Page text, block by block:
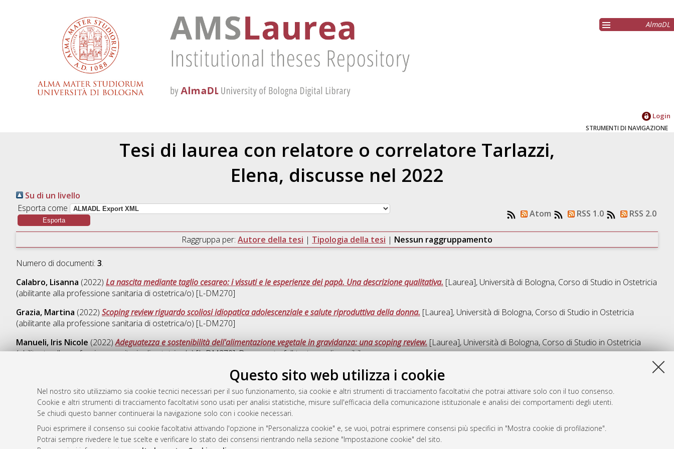
Questo sito web utilizza i cookie
Nel nostro sito utilizziamo sia cookie tecnici necessari per il suo funzionamento, sia cookie e altri strumenti di tracciamento facoltativi che potrai attivare solo con il tuo consenso.
Cookie e altri strumenti di tracciamento facoltativi sono usati per analisi statistiche, misure sull'efficacia della comunicazione istituzionale e analisi dei comportamenti degli utenti.
Se chiudi questo banner continuerai la navigazione solo con i cookie necessari.
Puoi esprimere il consenso sui cookie facoltativi attivando l'opzione in "Personalizza cookie" e, se vuoi, potrai esprimere consensi più specifici in "Mostra cookie di profilazione".
Potrai sempre rivedere le tue scelte e verificare lo stato dei consensi rientrando nella sezione "Impostazione cookie" del sito.
AlmaDL
Login
STRUMENTI DI NAVIGAZIONE
Tesi di laurea con relatore o correlatore Tarlazzi,
Elena, discusse nel 2022
Su di un livello
Esporta come
Atom RSS 1.0 RSS 2.0
Raggruppa per: Autore della tesi | Tipologia della tesi | Nessun raggruppamento
Numero di documenti: 3.
Calabro, Lisanna (2022) La nascita mediante taglio cesareo: i vissuti e le esperienze dei papà. Una descrizione qualitativa. [Laurea], Università di Bologna, Corso di Studio in Ostetricia
(abilitante alla professione sanitaria di ostetrica/o) [L-DM270]
Grazia, Martina (2022) Scoping review riguardo scoliosi idiopatica adolescenziale e salute riproduttiva della donna. [Laurea], Università di Bologna, Corso di Studio in Ostetricia
(abilitante alla professione sanitaria di ostetrica/o) [L-DM270]
Manueli, Iris Nicole (2022)Adeguatezza e sostenibilità dell'alimentazione vegetale in gravidanza: una scoping review. [Laurea], Università di Bologna, Corso di Studio in Ostetricia
(abilitante alla professione sanitaria di ostetrica/o) [L-DM270], Documento full-text non disponibile
Questa lista e' stata generata il
Atom
Rss 1.0
Rss 2.0
AMS Laurea
Servizio implementato e gestito da
Impostazioni Cookie
Informativa sulla privacy